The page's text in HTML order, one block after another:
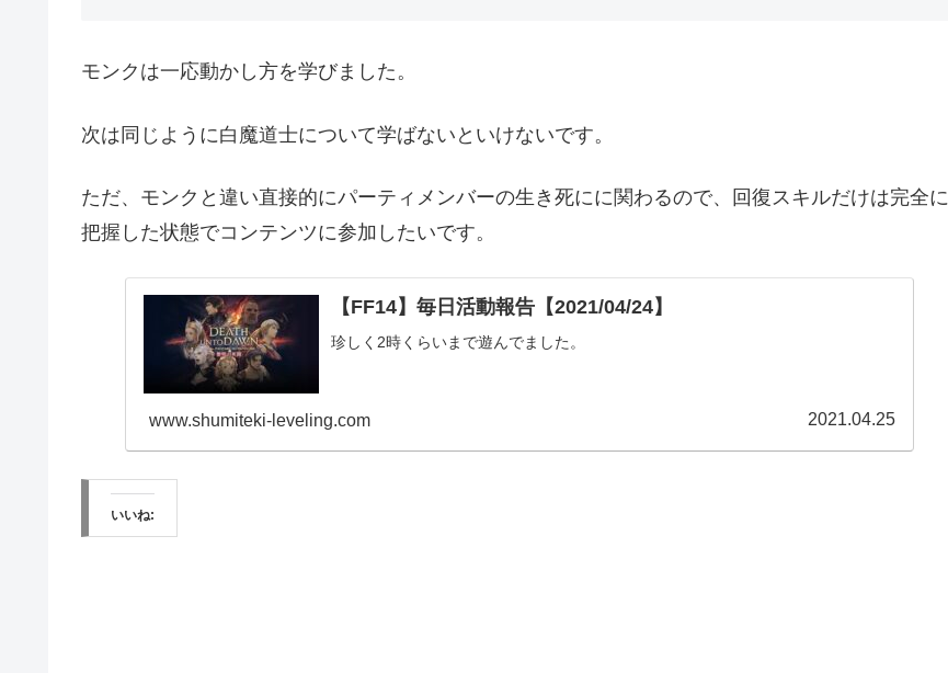
モンクは一応動かし方を学びました。
次は同じように白魔道士について学ばないといけないです。
ただ、モンクと違い直接的にパーティメンバーの生き死にに関わるので、回復スキルだけは完全に
把握した状態でコンテンツに参加したいです。
【FF14】毎日活動報告【2021/04/24】
珍しく2時くらいまで遊んでました。
www.shumiteki-leveling.com 2021.04.25
いいね: